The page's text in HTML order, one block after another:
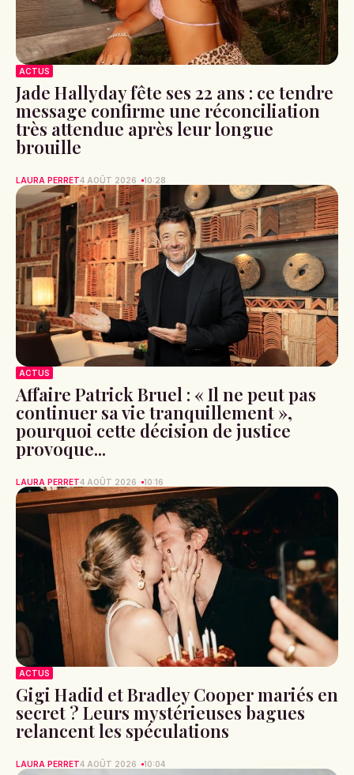
ACTUS
Jade Hallyday fête ses 22 ans : ce tendre
message confirme une réconciliation
très attendue après leur longue
brouille
LAURA PERRET4 AOÛT 2026 10:28
ACTUS
Affaire Patrick Bruel : « Il ne peut pas
continuer sa vie tranquillement »,
pourquoi cette décision de justice
provoque...
LAURA PERRET4 AOÛT 2026 10:16
ACTUS
Gigi Hadid et Bradley Cooper mariés en
secret ? Leurs mystérieuses bagues
relancent les spéculations
LAURA PERRET4 AOÛT 2026 10:04